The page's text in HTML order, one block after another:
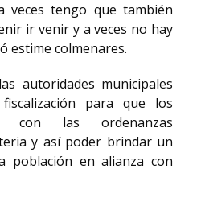
tengo que también
ir venir y a veces no hay
estime colmenares.
autoridades municipales
para que los
con las ordenanzas
y así poder brindar un
en alianza con